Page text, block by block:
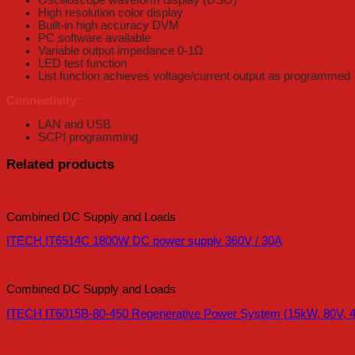
High resolution color display
Built-in high accuracy DVM
PC software available
Variable output impedance 0-1Ω
LED test function
List function achieves voltage/current output as programmed
LAN and USB
SCPI programming
Related products
Combined DC Supply and Loads
ITECH IT6514C 1800W DC power supply 360V / 30A
Combined DC Supply and Loads
ITECH IT6015B-80-450 Regenerative Power System (15kW, 80V,